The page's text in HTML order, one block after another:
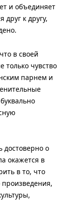
и объединяет
друг к другу,
в своей
только чувство
парнем и
достоверно о
окажется в
в то, что
произведения,